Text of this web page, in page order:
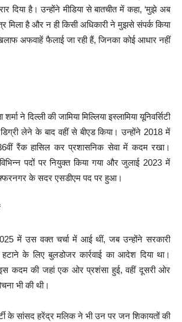
दिया है। उन्होंने मीडिया से बातचीत में कहा, ‘मुझे अब
मिला है और न ही किसी अधिकारी ने मुझसे संपर्क किया
अफवाहें फैलाई जा रही हैं, जिनका कोई आधार नहीं
शर्मा ने दिल्ली की जामिया मिल्लिया इस्लामिया यूनिवर्सिटी
लेने के बाद वहीं से बीएड किया। उन्होंने 2018 में
36वीं रैंक हासिल कर प्रशासनिक सेवा में कदम रखा।
पदों पर नियुक्त किया गया और जुलाई 2023 में
के सदर एसडीएम पद पर हुआ।
में उस वक्त चर्चा में आई थीं, जब उन्होंने सरकारी
के लिए बुलडोजर कार्रवाई का आदेश दिया था।
कदम की जहां एक ओर प्रशंसा हुई, वहीं दूसरी ओर
भी की थी।
के सांसद हरेंद्र मलिक ने भी उन पर जन शिकायतों की